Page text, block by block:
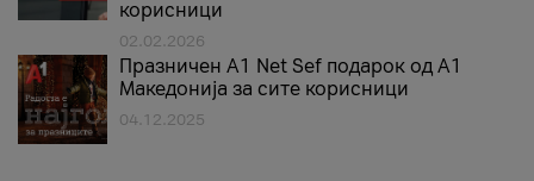
корисници
02.02.2026
Празничен A1 Net Sеf подарок од А1
Македонија за сите корисници
04.12.2025